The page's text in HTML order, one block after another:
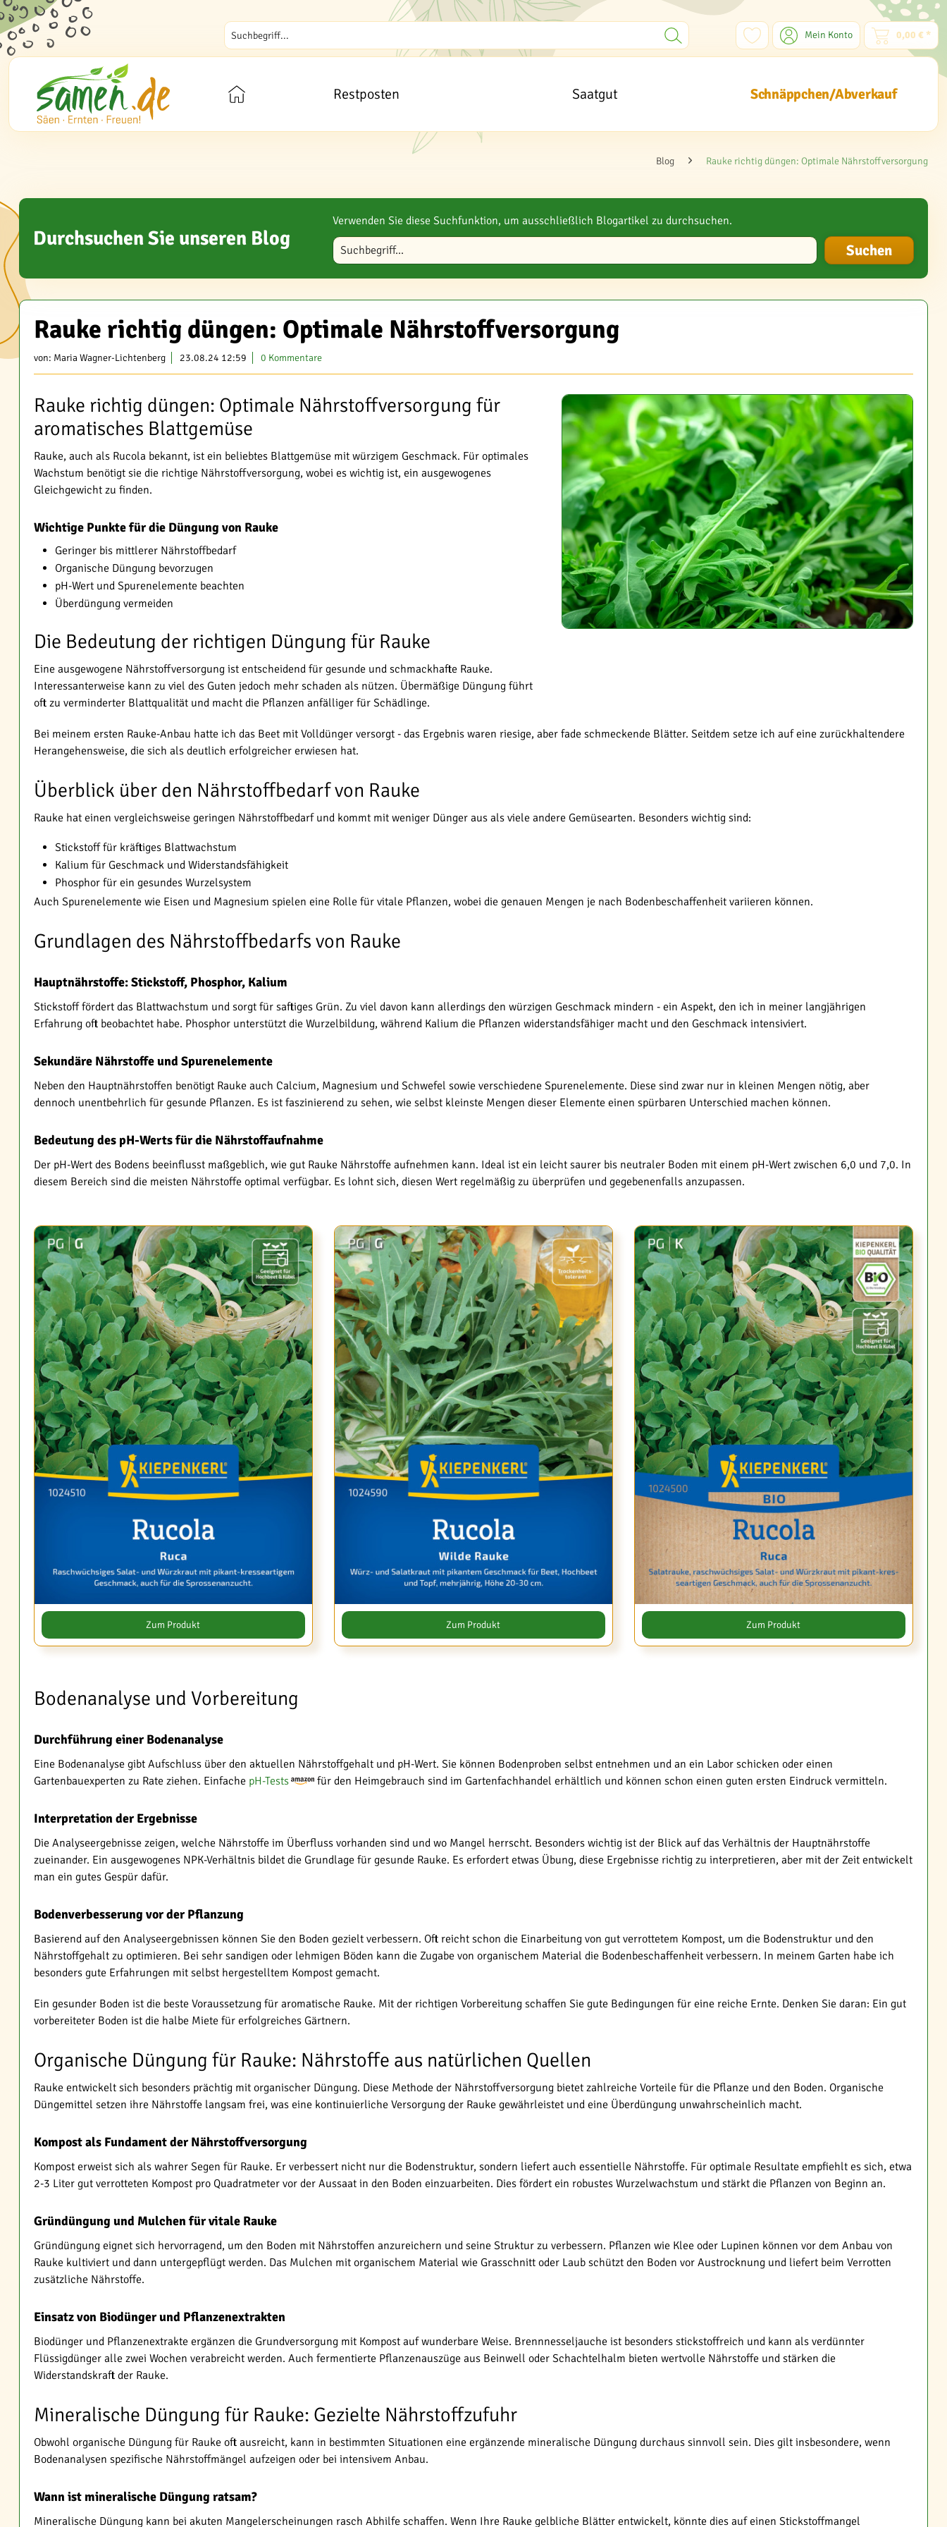
Mein Konto 0,00 € *
Restposten Saatgut Schnäppchen/Abverkauf
Blog Rauke richtig düngen: Optimale Nährstoffversorgung
Durchsuchen Sie unseren Blog
Verwenden Sie diese Suchfunktion, um ausschließlich Blogartikel zu durchsuchen.
Blog durchsuchen
Rauke richtig düngen: Optimale Nährstoffversorgung
von: Maria Wagner-Lichtenberg 23.08.24 12:59 0 Kommentare
Rauke richtig düngen: Optimale Nährstoffversorgung für
aromatisches Blattgemüse
Rauke, auch als Rucola bekannt, ist ein beliebtes Blattgemüse mit würzigem Geschmack. Für optimales
Wachstum benötigt sie die richtige Nährstoffversorgung, wobei es wichtig ist, ein ausgewogenes
Gleichgewicht zu finden.
Wichtige Punkte für die Düngung von Rauke
Geringer bis mittlerer Nährstoffbedarf
Organische Düngung bevorzugen
pH-Wert und Spurenelemente beachten
Überdüngung vermeiden
Die Bedeutung der richtigen Düngung für Rauke
Eine ausgewogene Nährstoffversorgung ist entscheidend für gesunde und schmackhafte Rauke.
Interessanterweise kann zu viel des Guten jedoch mehr schaden als nützen. Übermäßige Düngung führt
oft zu verminderter Blattqualität und macht die Pflanzen anfälliger für Schädlinge.
Bei meinem ersten Rauke-Anbau hatte ich das Beet mit Volldünger versorgt - das Ergebnis waren riesige, aber fade schmeckende Blätter. Seitdem setze ich auf eine zurückhaltendere
Herangehensweise, die sich als deutlich erfolgreicher erwiesen hat.
Überblick über den Nährstoffbedarf von Rauke
Rauke hat einen vergleichsweise geringen Nährstoffbedarf und kommt mit weniger Dünger aus als viele andere Gemüsearten. Besonders wichtig sind:
Stickstoff für kräftiges Blattwachstum
Kalium für Geschmack und Widerstandsfähigkeit
Phosphor für ein gesundes Wurzelsystem
Auch Spurenelemente wie Eisen und Magnesium spielen eine Rolle für vitale Pflanzen, wobei die genauen Mengen je nach Bodenbeschaffenheit variieren können.
Grundlagen des Nährstoffbedarfs von Rauke
Hauptnährstoffe: Stickstoff, Phosphor, Kalium
Stickstoff fördert das Blattwachstum und sorgt für saftiges Grün. Zu viel davon kann allerdings den würzigen Geschmack mindern - ein Aspekt, den ich in meiner langjährigen
Erfahrung oft beobachtet habe. Phosphor unterstützt die Wurzelbildung, während Kalium die Pflanzen widerstandsfähiger macht und den Geschmack intensiviert.
Sekundäre Nährstoffe und Spurenelemente
Neben den Hauptnährstoffen benötigt Rauke auch Calcium, Magnesium und Schwefel sowie verschiedene Spurenelemente. Diese sind zwar nur in kleinen Mengen nötig, aber
dennoch unentbehrlich für gesunde Pflanzen. Es ist faszinierend zu sehen, wie selbst kleinste Mengen dieser Elemente einen spürbaren Unterschied machen können.
Bedeutung des pH-Werts für die Nährstoffaufnahme
Der pH-Wert des Bodens beeinflusst maßgeblich, wie gut Rauke Nährstoffe aufnehmen kann. Ideal ist ein leicht saurer bis neutraler Boden mit einem pH-Wert zwischen 6,0 und 7,0. In
diesem Bereich sind die meisten Nährstoffe optimal verfügbar. Es lohnt sich, diesen Wert regelmäßig zu überprüfen und gegebenenfalls anzupassen.
Zum Produkt Zum Produkt Zum Produkt
Bodenanalyse und Vorbereitung
Durchführung einer Bodenanalyse
Eine Bodenanalyse gibt Aufschluss über den aktuellen Nährstoffgehalt und pH-Wert. Sie können Bodenproben selbst entnehmen und an ein Labor schicken oder einen
Gartenbauexperten zu Rate ziehen. Einfache pH-Tests für den Heimgebrauch sind im Gartenfachhandel erhältlich und können schon einen guten ersten Eindruck vermitteln.
Interpretation der Ergebnisse
Die Analyseergebnisse zeigen, welche Nährstoffe im Überfluss vorhanden sind und wo Mangel herrscht. Besonders wichtig ist der Blick auf das Verhältnis der Hauptnährstoffe
zueinander. Ein ausgewogenes NPK-Verhältnis bildet die Grundlage für gesunde Rauke. Es erfordert etwas Übung, diese Ergebnisse richtig zu interpretieren, aber mit der Zeit entwickelt
man ein gutes Gespür dafür.
Bodenverbesserung vor der Pflanzung
Basierend auf den Analyseergebnissen können Sie den Boden gezielt verbessern. Oft reicht schon die Einarbeitung von gut verrottetem Kompost, um die Bodenstruktur und den
Nährstoffgehalt zu optimieren. Bei sehr sandigen oder lehmigen Böden kann die Zugabe von organischem Material die Bodenbeschaffenheit verbessern. In meinem Garten habe ich
besonders gute Erfahrungen mit selbst hergestelltem Kompost gemacht.
Ein gesunder Boden ist die beste Voraussetzung für aromatische Rauke. Mit der richtigen Vorbereitung schaffen Sie gute Bedingungen für eine reiche Ernte. Denken Sie daran: Ein gut
vorbereiteter Boden ist die halbe Miete für erfolgreiches Gärtnern.
Organische Düngung für Rauke: Nährstoffe aus natürlichen Quellen
Rauke entwickelt sich besonders prächtig mit organischer Düngung. Diese Methode der Nährstoffversorgung bietet zahlreiche Vorteile für die Pflanze und den Boden. Organische
Düngemittel setzen ihre Nährstoffe langsam frei, was eine kontinuierliche Versorgung der Rauke gewährleistet und eine Überdüngung unwahrscheinlich macht.
Kompost als Fundament der Nährstoffversorgung
Kompost erweist sich als wahrer Segen für Rauke. Er verbessert nicht nur die Bodenstruktur, sondern liefert auch essentielle Nährstoffe. Für optimale Resultate empfiehlt es sich, etwa
2-3 Liter gut verrotteten Kompost pro Quadratmeter vor der Aussaat in den Boden einzuarbeiten. Dies fördert ein robustes Wurzelwachstum und stärkt die Pflanzen von Beginn an.
Gründüngung und Mulchen für vitale Rauke
Gründüngung eignet sich hervorragend, um den Boden mit Nährstoffen anzureichern und seine Struktur zu verbessern. Pflanzen wie Klee oder Lupinen können vor dem Anbau von
Rauke kultiviert und dann untergepflügt werden. Das Mulchen mit organischem Material wie Grasschnitt oder Laub schützt den Boden vor Austrocknung und liefert beim Verrotten
zusätzliche Nährstoffe.
Einsatz von Biodünger und Pflanzenextrakten
Biodünger und Pflanzenextrakte ergänzen die Grundversorgung mit Kompost auf wunderbare Weise. Brennnesseljauche ist besonders stickstoffreich und kann als verdünnter
Flüssigdünger alle zwei Wochen verabreicht werden. Auch fermentierte Pflanzenauszüge aus Beinwell oder Schachtelhalm bieten wertvolle Nährstoffe und stärken die
Widerstandskraft der Rauke.
Mineralische Düngung für Rauke: Gezielte Nährstoffzufuhr
Obwohl organische Düngung für Rauke oft ausreicht, kann in bestimmten Situationen eine ergänzende mineralische Düngung durchaus sinnvoll sein. Dies gilt insbesondere, wenn
Bodenanalysen spezifische Nährstoffmängel aufzeigen oder bei intensivem Anbau.
Wann ist mineralische Düngung ratsam?
Mineralische Düngung kann bei akuten Mangelerscheinungen rasch Abhilfe schaffen. Wenn Ihre Rauke gelbliche Blätter entwickelt, könnte dies auf einen Stickstoffmangel